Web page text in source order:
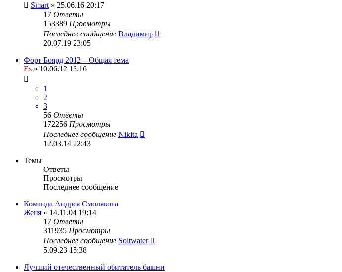
Smart » 25.06.16 20:17
17 Ответы
153389 Просмотры
Последнее сообщение Владимир
20.07.19 23:05
Форт Боярд 2012 – Общая тема
Es » 10.06.12 13:16
1
2
3
56 Ответы
172256 Просмотры
Последнее сообщение Nikita
12.03.14 22:43
Темы
Ответы
Просмотры
Последнее сообщение
Команда Андрея Смолякова
Женя » 14.11.04 19:14
17 Ответы
311935 Просмотры
Последнее сообщение Soltwater
5.09.23 15:38
Лучший отечественный обитатель башни